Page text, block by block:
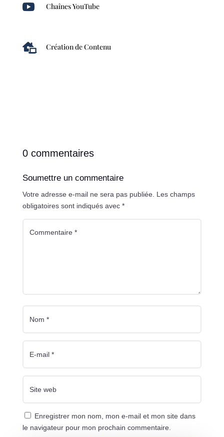
 Chaînes YouTube
 Création de Contenu
0 commentaires
Soumettre un commentaire
Votre adresse e-mail ne sera pas publiée. Les champs
obligatoires sont indiqués avec *
Enregistrer mon nom, mon e-mail et mon site dans
le navigateur pour mon prochain commentaire.